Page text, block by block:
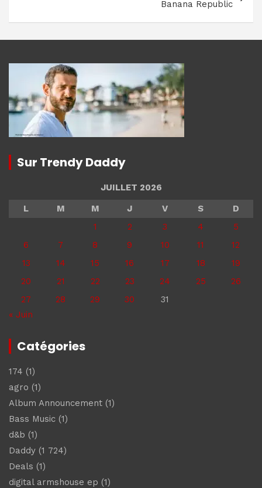
Banana Republic
Sur Trendy Daddy
JUILLET 2026
L
M M J V S
D
1
2 3 4
5
6
7 8 9 10 11
12
13
14 15 16 17 18
19
20
21 22 23 24 25
26
27
28 29 30
31
« Juin
Catégories
174 (1)
agro (1)
Album Announcement (1)
Bass Music (1)
d&b (1)
Daddy (1 724)
Deals (1)
digital armshouse ep (1)